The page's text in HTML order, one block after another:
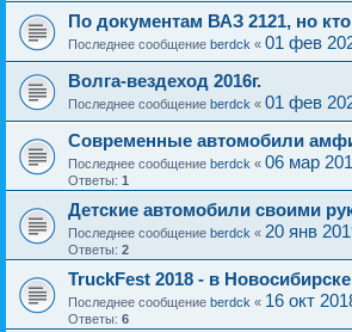
По документам ВАЗ 2121, но
Последнее сообщение berdck « 01 фев
Волга-вездеход 2016г.
Последнее сообщение berdck « 01 фев
Современные автомобили
Последнее сообщение berdck « 06 мар
Ответы: 1
Детские автомобили своими
Последнее сообщение berdck « 20 янв
Ответы: 2
TruckFest 2018 - в Новосибирске
Последнее сообщение berdck « 16 окт
Ответы: 6